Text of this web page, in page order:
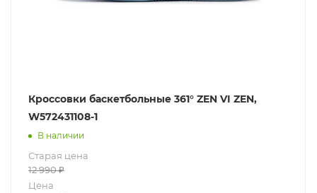
Кроссовки баскетбольные 361° ZEN VI ZEN,
W572431108-1
В наличии
Старая цена
12 990₽
Цена